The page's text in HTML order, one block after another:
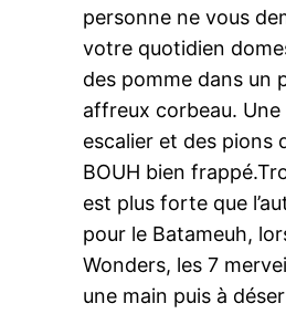
personne ne vous
votre quotidien
des pomme dans un
affreux corbeau.
escalier et des pions
BOUH bien
est plus forte que
pour le Batameuh,
Wonders, les 7
une main puis à